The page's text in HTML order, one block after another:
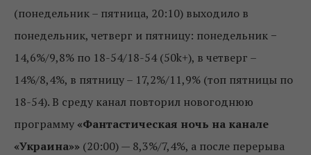
(понедельник – пятница, 20:10) выходило в
понедельник, четверг и пятницу: понедельник −
14,6%/9,8% по 18-54/18-54 (50k+), в четверг –
14%/8,4%, в пятницу – 17,2%/11,9% (топ пятницы по
18-54). В среду канал повторил новогоднюю
программу «Фантастическая ночь на канале
«Украина»» (20:00) — 8,3%/7,4%, а после перерыва